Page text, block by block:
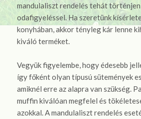
mandulaliszt rendelés tehát
odafigyeléssel. Ha szeretünk
konyhában, akkor tényleg kár lenne
kiváló terméket.
Vegyük figyelembe, hogy édesebb
így főként olyan típusú sütemények
amiknél erre az alapra van szükség.
muffin kiválóan megfelel és
azokkal. A mandulaliszt rendelés